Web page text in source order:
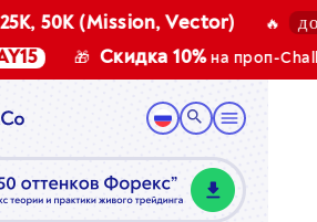
50K (Mission, Vector) до 7
Скидка 10% на проп-